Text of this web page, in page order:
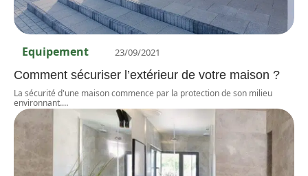
Equipement 23/09/2021
Comment sécuriser l’extérieur de votre maison ?
La sécurité d'une maison commence par la protection de son milieu
environnant.…